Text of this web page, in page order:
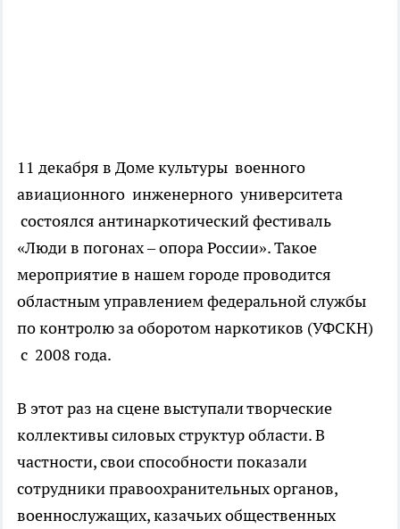
11 декабря в Доме культуры военного
авиационного инженерного университета
состоялся антинаркотический фестиваль
«Люди в погонах – опора России». Такое
мероприятие в нашем городе проводится
областным управлением федеральной службы
по контролю за оборотом наркотиков (УФСКН)
с 2008 года.
В этот раз на сцене выступали творческие
коллективы силовых структур области. В
частности, свои способности показали
сотрудники правоохранительных органов,
военнослужащих, казачьих общественных